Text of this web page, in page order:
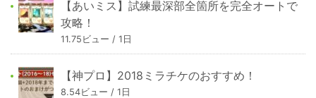
【あいミス】試練最深部全箇所を完全オートで
攻略！
11.75ビュー / 1日
【神プロ】2018ミラチケのおすすめ！
8.54ビュー / 1日